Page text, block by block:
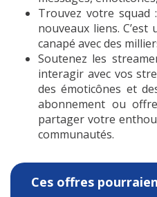
Trouvez votre squad
nouveaux liens.
canapé avec des
Soutenez les
interagir avec vos
des émoticônes et
abonnement ou
partager votre
communautés.
Ces offres